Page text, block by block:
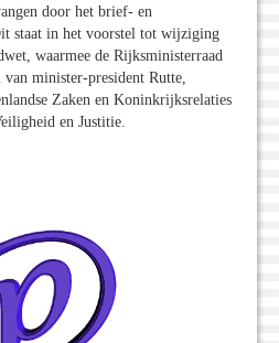
door het brief- en
staat in het voorstel tot wijziging
waarmee de Rijksministerraad
minister-president Rutte,
Zaken en Koninkrijksrelaties
en Justitie.